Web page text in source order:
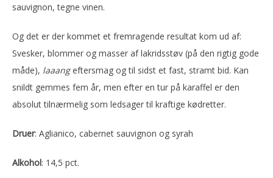
sauvignon, tegne vinen.
Og det er der kommet et fremragende resultat kom ud af:
Svesker, blommer og masser af lakridsstøv (på den rigtig gode
måde), laaangeftersmag og til sidst et fast, stramt bid. Kan
snildt gemmes fem år, men efter en tur på karaffel er den
absolut tilnærmelig som ledsager til kraftige kødretter.
Druer: Aglianico, cabernet sauvignon og syrah
Alkohol: 14,5 pct.